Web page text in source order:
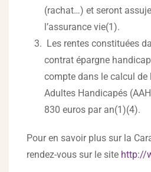
(rachat…) et seront
l’assurance vie(1).
Les rentes constituées
contrat épargne handicap
compte dans le calcul de
Adultes Handicapés
830 euros par an(1)(4).
Pour en savoir plus sur la
rendez-vous sur le site http://